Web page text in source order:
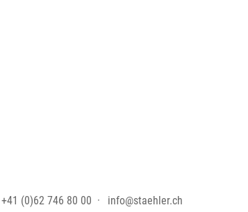
+41 (0)62 746 80 00 info@staehler.ch